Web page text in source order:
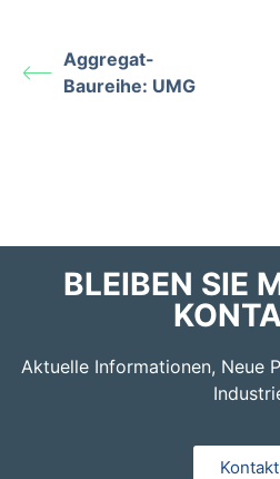
Aggregat-
Baureihe: UMG
BLEIBEN SIE
Aktuelle Informationen, Neue
Kontakt